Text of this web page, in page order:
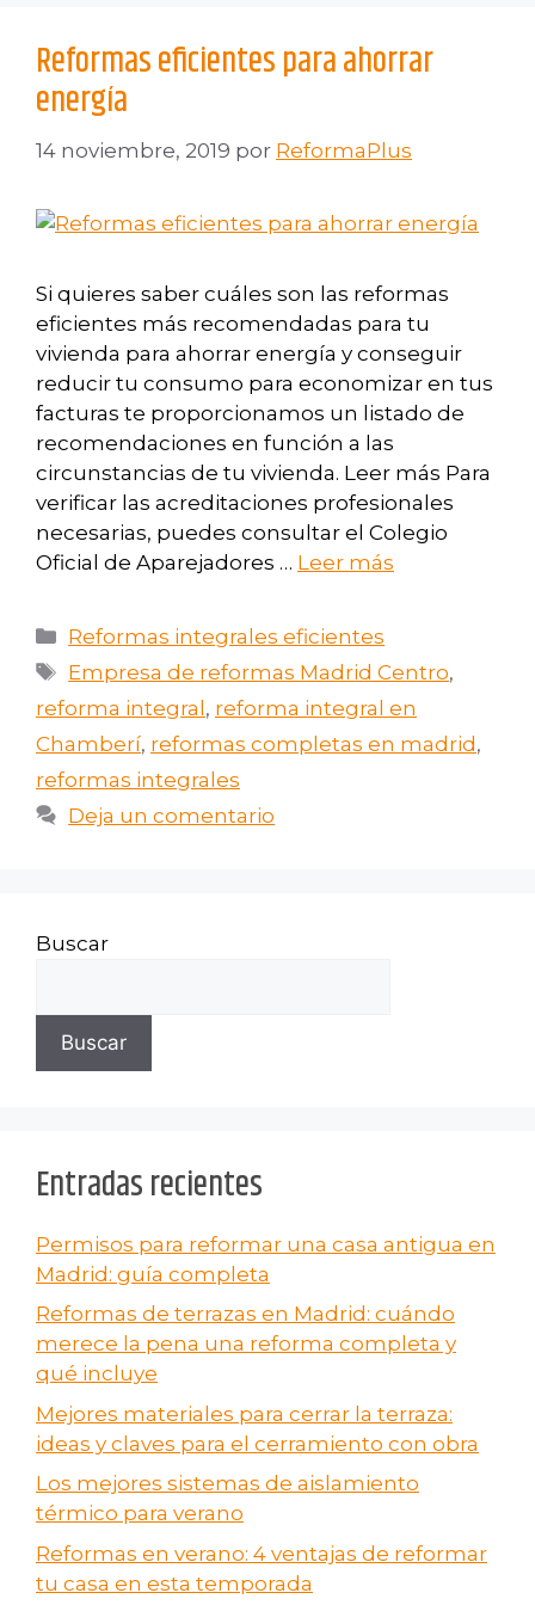
Reformas eficientes para ahorrar
energía
14 noviembre, 2019 por ReformaPlus
Si quieres saber cuáles son las reformas
eficientes más recomendadas para tu
vivienda para ahorrar energía y conseguir
reducir tu consumo para economizar en tus
facturas te proporcionamos un listado de
recomendaciones en función a las
circunstancias de tu vivienda. Leer más Para
verificar las acreditaciones profesionales
necesarias, puedes consultar el Colegio
Oficial de Aparejadores … Leer más
Reformas integrales eficientes
Empresa de reformas Madrid Centro,
reforma integral, reforma integral en
Chamberí, reformas completas en madrid,
reformas integrales
Deja un comentario
Buscar
Buscar
Entradas recientes
Permisos para reformar una casa antigua en
Madrid: guía completa
Reformas de terrazas en Madrid: cuándo
merece la pena una reforma completa y
qué incluye
Mejores materiales para cerrar la terraza:
ideas y claves para el cerramiento con obra
Los mejores sistemas de aislamiento
térmico para verano
Reformas en verano​: 4 ventajas de reformar
tu casa en esta temporada